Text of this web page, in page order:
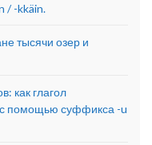
/ -kkäin.
тысячи озер и
как глагол
с помощью суффикса -u